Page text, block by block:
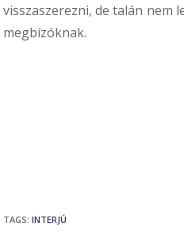
visszaszerezni, de talán nem
megbízóknak.
TAGS: INTERJÚ